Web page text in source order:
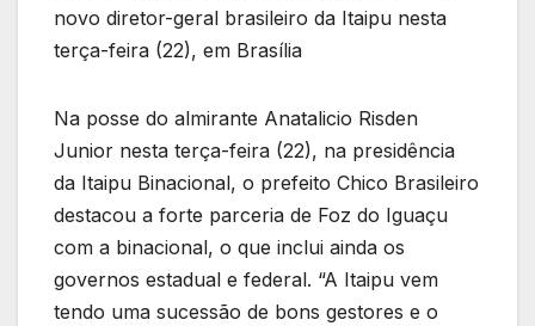
novo diretor-geral brasileiro da Itaipu nesta
terça-feira (22), em Brasília
Na posse do almirante Anatalicio Risden
Junior nesta terça-feira (22), na presidência
da Itaipu Binacional, o prefeito Chico Brasileiro
destacou a forte parceria de Foz do Iguaçu
com a binacional, o que inclui ainda os
governos estadual e federal. “A Itaipu vem
tendo uma sucessão de bons gestores e o